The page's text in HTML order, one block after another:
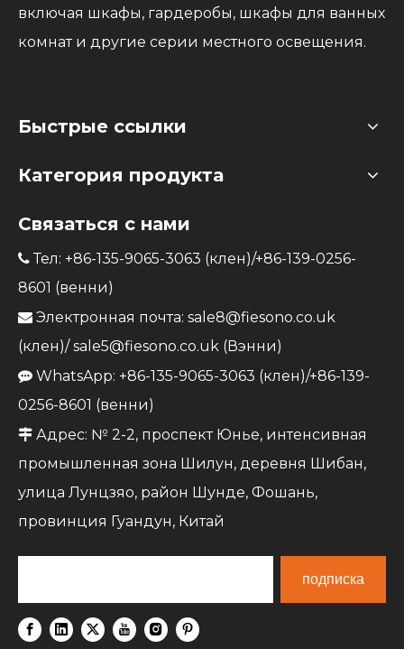
включая шкафы, гардеробы, шкафы для ванных
комнат и другие серии местного освещения.
Быстрые ссылки
Категория продукта
Связаться с нами
Тел: +86-135-9065-3063 (клен)/+86-139-0256-
8601 (венни)
 Электронная почта: sale8@fiesono.co.uk
(клен)/sale5@fiesono.co.uk (Вэнни)
 WhatsApp: +86-135-9065-3063 (клен)/+86-139-
0256-8601 (венни)
 Адрес: № 2-2, проспект Юнье, интенсивная
промышленная зона Шилун, деревня Шибан,
улица Лунцзяо, район Шунде, Фошань,
провинция Гуандун, Китай
подписка